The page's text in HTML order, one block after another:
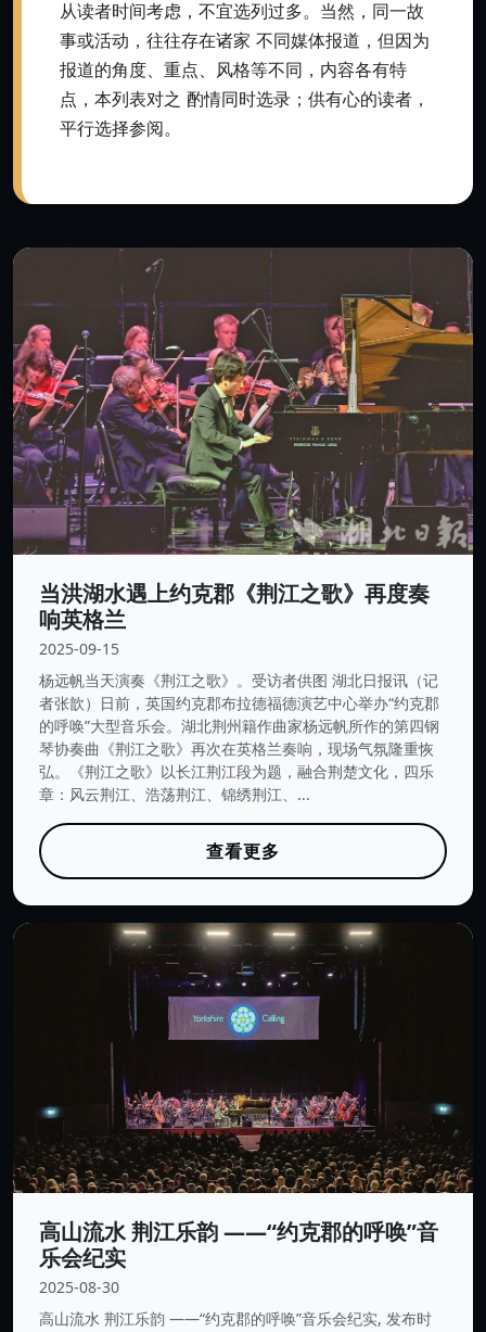
从读者时间考虑，不宜选列过多。当然，同一故
事或活动，往往存在诸家 不同媒体报道，但因为
报道的角度、重点、风格等不同，内容各有特
点，本列表对之 酌情同时选录；供有心的读者，
平行选择参阅。
当洪湖水遇上约克郡《荆江之歌》再度奏
响英格兰
2025-09-15
杨远帆当天演奏《荆江之歌》。受访者供图 湖北日报讯（记
者张歆）日前，英国约克郡布拉德福德演艺中心举办“约克郡
的呼唤”大型音乐会。湖北荆州籍作曲家杨远帆所作的第四钢
琴协奏曲《荆江之歌》再次在英格兰奏响，现场气氛隆重恢
弘。《荆江之歌》以长江荆江段为题，融合荆楚文化，四乐
章：风云荆江、浩荡荆江、锦绣荆江、...
查看更多
高山流水 荆江乐韵 ——“约克郡的呼唤”音
乐会纪实
2025-08-30
高山流水 荆江乐韵 ——“约克郡的呼唤”音乐会纪实, 发布时